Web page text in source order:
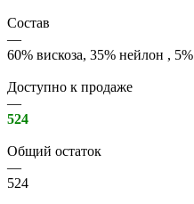
Состав
—
60% вискоза, 35% нейлон ,
Доступно к продаже
—
524
Общий остаток
—
524